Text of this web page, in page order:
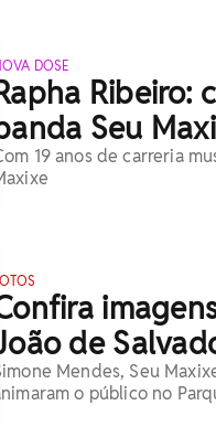
DOSE
Ribeiro:
Seu
19 anos de carreria
de
Mendes, Seu
o público no